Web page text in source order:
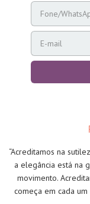
“Acreditamos na
a elegância está na
movimento.
começa em cada